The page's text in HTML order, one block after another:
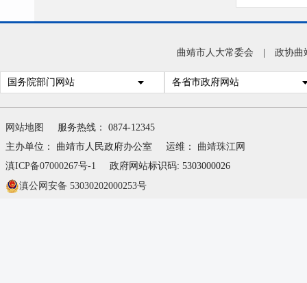
曲靖市人大常委会 政协曲
国务院部门网站 各省市政府网站
网站地图
服务热线： 0874-12345
主办单位： 曲靖市人民政府办公室
运维： 曲靖珠江网
滇ICP备07000267号-1
政府网站标识码: 5303000026
滇公网安备 53030202000253号